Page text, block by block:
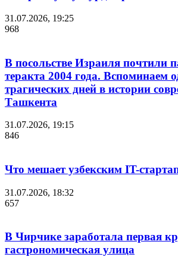
31.07.2026, 19:25
968
В посольстве Израиля почтили
теракта 2004 года. Вспоминаем
трагических дней в истории
Ташкента
31.07.2026, 19:15
846
Что мешает узбекским IT-
31.07.2026, 18:32
657
В Чирчике заработала первая
гастрономическая улица